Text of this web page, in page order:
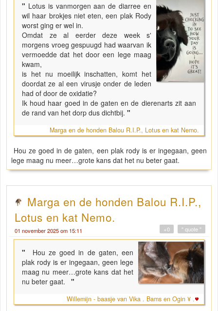
" Lotus is vanmorgen aan de diarree en
wil haar brokjes niet eten, een plak Rody
worst ging er wel in.
Omdat ze al eerder deze week s'
morgens vroeg gespuugd had waarvan ik
vermoedde dat het door een lege maag
kwam,
is het nu moeilijk inschatten, komt het
doordat ze al een virusje onder de leden
had of door de oxidatie?
Ik houd haar goed in de gaten en de dierenarts zit aan
de rand van het dorp dus dichtbij. "
Marga en de honden Balou R.I.P., Lotus en kat Nemo.
Hou ze goed in de gaten, een plak rody is er ingegaan, geen
lege maag nu meer…grote kans dat het nu beter gaat.
Marga en de honden Balou R.I.P.,
Lotus en kat Nemo.
01 november 2025 om 15:11 " quote "
+0
"
Hou ze goed in de gaten, een
plak rody is er ingegaan, geen lege
maag nu meer…grote kans dat het
nu beter gaat.
"
Willemijn - baasje van Vika . Bams en Ogin ¥ .